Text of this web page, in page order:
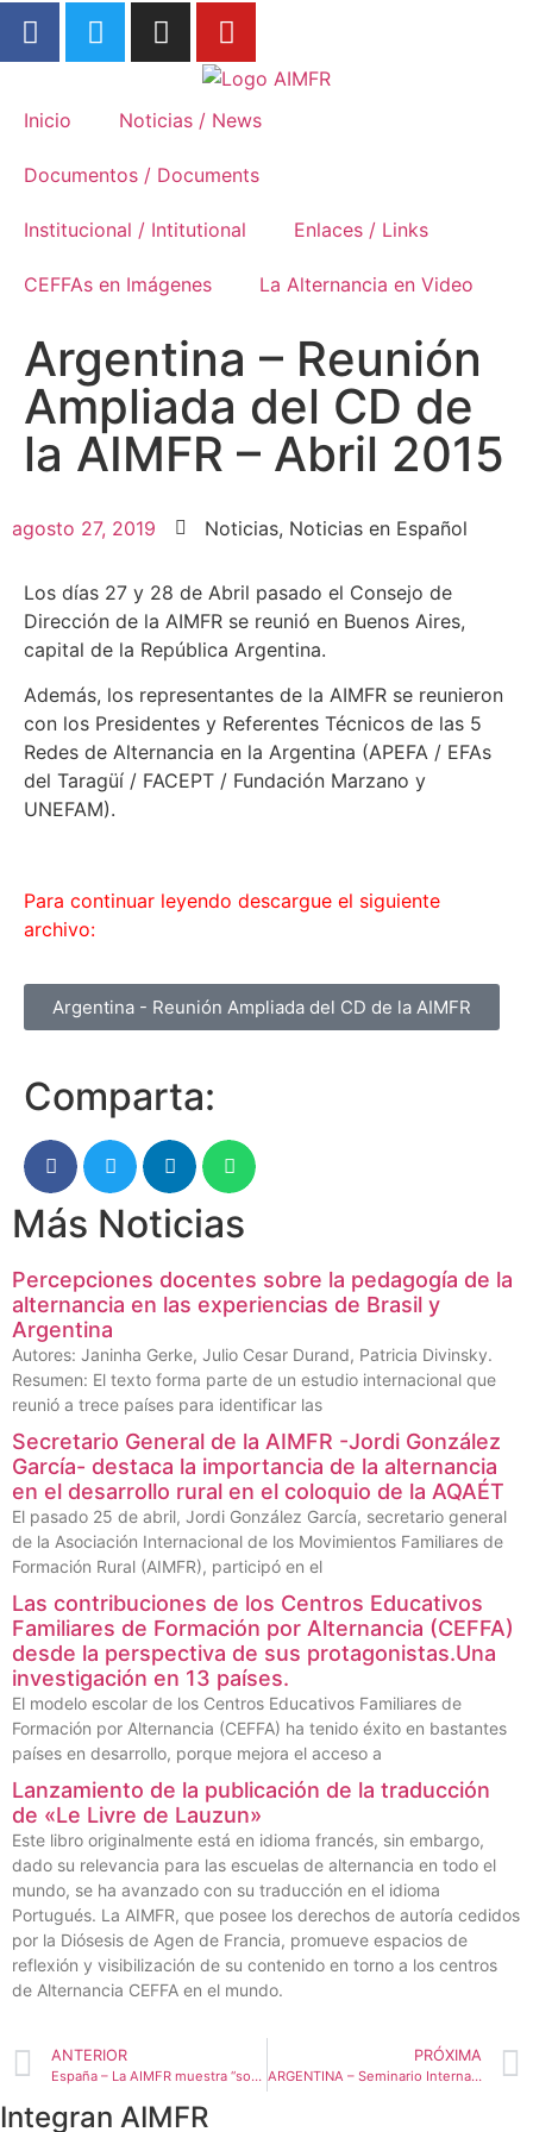
Inicio Noticias / News
Documentos / Documents
Institucional / Intitutional Enlaces / Links
CEFFAs en Imágenes La Alternancia en Video
Argentina – Reunión
Ampliada del CD de
la AIMFR – Abril 2015
agosto 27, 2019 Noticias, Noticias en Español
Los días 27 y 28 de Abril pasado el Consejo de
Dirección de la AIMFR se reunió en Buenos Aires,
capital de la República Argentina.
Además, los representantes de la AIMFR se reunieron
con los Presidentes y Referentes Técnicos de las 5
Redes de Alternancia en la Argentina (APEFA / EFAs
del Taragüí / FACEPT / Fundación Marzano y
UNEFAM).
Para continuar leyendo descargue el siguiente
archivo:
Argentina - Reunión Ampliada del CD de la AIMFR
Comparta:
Más Noticias
Percepciones docentes sobre la pedagogía de la
alternancia en las experiencias de Brasil y
Argentina
Autores: Janinha Gerke, Julio Cesar Durand, Patricia Divinsky.
Resumen: El texto forma parte de un estudio internacional que
reunió a trece países para identificar las
Secretario General de la AIMFR -Jordi González
García- destaca la importancia de la alternancia
en el desarrollo rural en el coloquio de la AQAÉT
El pasado 25 de abril, Jordi González García, secretario general
de la Asociación Internacional de los Movimientos Familiares de
Formación Rural (AIMFR), participó en el
Las contribuciones de los Centros Educativos
Familiares de Formación por Alternancia (CEFFA)
desde la perspectiva de sus protagonistas.Una
investigación en 13 países.
El modelo escolar de los Centros Educativos Familiares de
Formación por Alternancia (CEFFA) ha tenido éxito en bastantes
países en desarrollo, porque mejora el acceso a
Lanzamiento de la publicación de la traducción
de «Le Livre de Lauzun»
Este libro originalmente está en idioma francés, sin embargo,
dado su relevancia para las escuelas de alternancia en todo el
mundo, se ha avanzado con su traducción en el idioma
Portugués. La AIMFR, que posee los derechos de autoría cedidos
por la Diósesis de Agen de Francia, promueve espacios de
reflexión y visibilización de su contenido en torno a los centros
de Alternancia CEFFA en el mundo.
ANTERIOR
España – La AIMFR muestra “sorpresa y decepción” por la desaparición de la titulación de Gestión y Organización de Empresas Agropecuarias
PRÓXIMA
ARGENTINA – Seminario Internacional de Alternancia organizado por Ministerio de Educación y AIMFR
Integran AIMFR